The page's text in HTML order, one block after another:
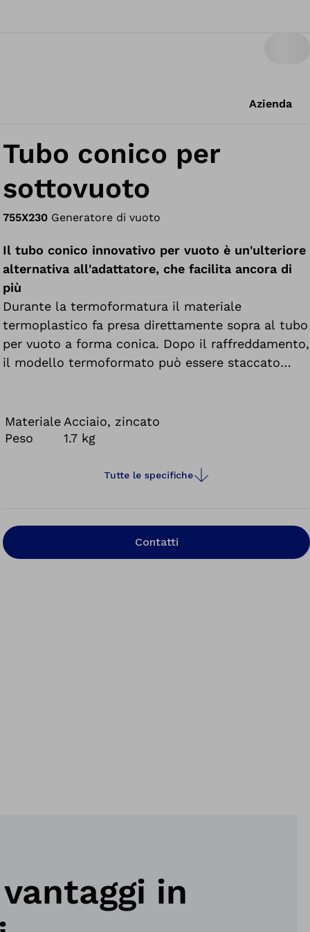
Azienda
Tubo conico per
sottovuoto
755X230 Generatore di vuoto
Il tubo conico innovativo per vuoto è un'ulteriore
alternativa all'adattatore, che facilita ancora di
più
Durante la termoformatura il materiale
termoplastico fa presa direttamente sopra al tubo
per vuoto a forma conica. Dopo il raffreddamento,
il modello termoformato può essere staccato
Materiale Acciaio, zincato
Peso
1.7 kg
Tutte le specifiche
Contatti
in